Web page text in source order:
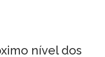
nível dos